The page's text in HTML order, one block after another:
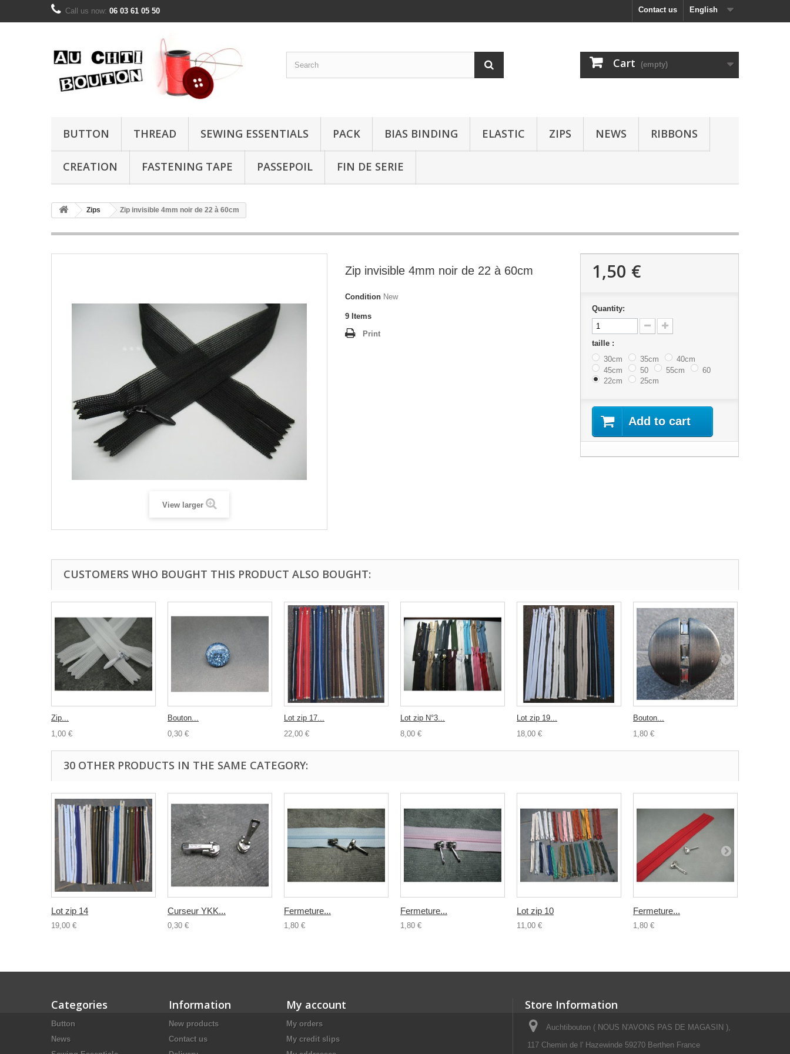
English
Contact us
Call us now: 06 03 61 05 50
Cart (empty)
BUTTON THREAD SEWING ESSENTIALS PACK BIAS BINDING ELASTIC ZIPS NEWS RIBBONS
CREATION FASTENING TAPE PASSEPOIL FIN DE SERIE
Zips Zip invisible 4mm noir de 22 à 60cm
View larger
Zip invisible 4mm noir de 22 à 60cm
Condition New
9 Items
Print
1,50 €
Quantity:
taille :
30cm
35cm
40cm
45cm
50 55cm
60
22cm
25cm
Add to cart
CUSTOMERS WHO BOUGHT THIS PRODUCT ALSO BOUGHT:
Zip...
1,00 €
Bouton...
0,30 €
Lot zip 17...
22,00 €
Lot zip N°3...
8,00 €
Lot zip 19...
18,00 €
Bouton...
1,80 €
30 OTHER PRODUCTS IN THE SAME CATEGORY:
Lot zip 14
19,00 €
Curseur YKK...
0,30 €
Fermeture...
1,80 €
Fermeture...
1,80 €
Lot zip 10
11,00 €
Fermeture...
1,80 €
Categories
Button
News
Information
New products
Contact us
My account
My orders
My credit slips
Store Information
Auchtibouton ( NOUS N'AVONS PAS DE MAGASIN ),
117 Chemin de l' Hazewinde 59270 Berthen France